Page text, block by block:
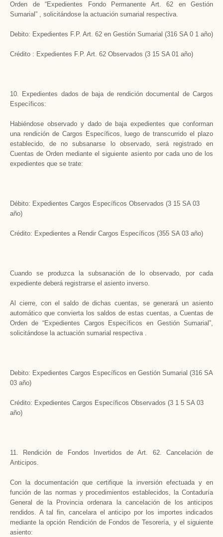
Orden de “Expedientes Fondo Permanente Art. 62 en Gestión
Sumarial” , solicitándose la actuación sumarial respectiva.
Debito: Expedientes F.P. Art. 62 en Gestión Sumarial (316 SA 0 1 año)
Crédito : Expedientes F.P. Art. 62 Observados (3 15 SA 01 año)
10. Expedientes dados de baja de rendición documental de Cargos
Específicos:
Habiéndose observado y dado de baja expedientes que conforman
una rendición de Cargos Específicos, luego de transcurrido el plazo
establecido, de no subsanarse lo observado, será registrado en
Cuentas de Orden mediante el siguiente asiento por cada uno de los
expedientes que se trate:
Débito: Expedientes Cargos Específicos Observados (3 15 SA 03
año)
Crédito: Expedientes a Rendir Cargos Específicos (355 SA 03 año)
Cuando se produzca la subsanación de lo observado, por cada
expediente deberá registrarse el asiento inverso.
Al cierre, con el saldo de dichas cuentas, se generará un asiento
automático que convierta los saldos de estas cuentas, a Cuentas de
Orden de “Expedientes Cargos Específicos en Gestión Sumarial”,
solicitándose la actuación sumarial respectiva .
Debito: Expedientes Cargos Específicos en Gestión Sumarial (316 SA
03 año)
Crédito: Expedientes Cargos Específicos Observados (3 1 5 SA 03
año)
11. Rendición de Fondos Invertidos de Art. 62. Cancelación de
Anticipos.
Con la documentación que certifique la inversión efectuada y en
función de las normas y procedimientos establecidos, la Contaduría
General de la Provincia ordenara la cancelación de los anticipos
rendidos. A tal fin, cancelara el anticipo por los importes indicados
mediante la opción Rendición de Fondos de Tesorería, y el siguiente
asiento: